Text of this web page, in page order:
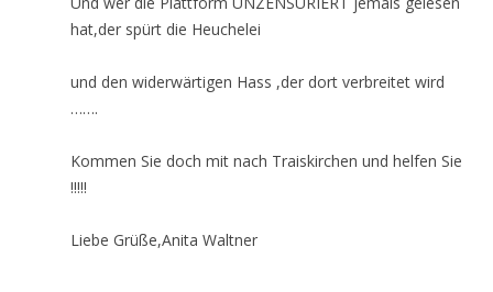
hat,der spürt die Heuchelei
und den widerwärtigen Hass ,der dort verbreitet wird
…….
Kommen Sie doch mit nach Traiskirchen und helfen Sie
!!!!!
Liebe Grüße,Anita Waltner